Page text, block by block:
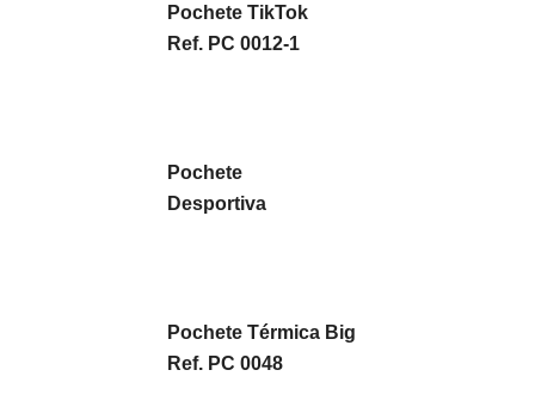
Pochete TikTok
Ref. PC 0012-1
Pochete
Desportiva
Pochete Térmica Big
Ref. PC 0048